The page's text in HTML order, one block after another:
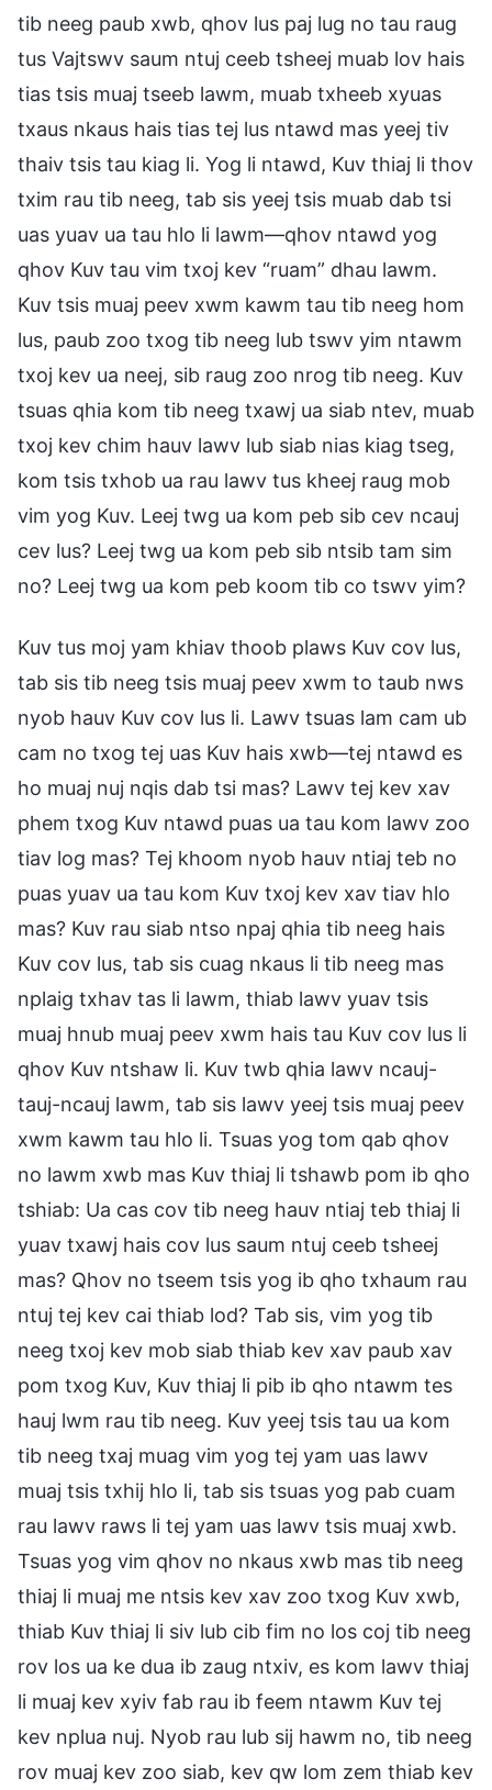
tib neeg paub xwb, qhov lus paj lug no tau raug
tus Vajtswv saum ntuj ceeb tsheej muab lov hais
tias tsis muaj tseeb lawm, muab txheeb xyuas
txaus nkaus hais tias tej lus ntawd mas yeej tiv
thaiv tsis tau kiag li. Yog li ntawd, Kuv thiaj li thov
txim rau tib neeg, tab sis yeej tsis muab dab tsi
uas yuav ua tau hlo li lawm—qhov ntawd yog
qhov Kuv tau vim txoj kev “ruam” dhau lawm.
Kuv tsis muaj peev xwm kawm tau tib neeg hom
lus, paub zoo txog tib neeg lub tswv yim ntawm
txoj kev ua neej, sib raug zoo nrog tib neeg. Kuv
tsuas qhia kom tib neeg txawj ua siab ntev, muab
txoj kev chim hauv lawv lub siab nias kiag tseg,
kom tsis txhob ua rau lawv tus kheej raug mob
vim yog Kuv. Leej twg ua kom peb sib cev ncauj
cev lus? Leej twg ua kom peb sib ntsib tam sim
no? Leej twg ua kom peb koom tib co tswv yim?
Kuv tus moj yam khiav thoob plaws Kuv cov lus,
tab sis tib neeg tsis muaj peev xwm to taub nws
nyob hauv Kuv cov lus li. Lawv tsuas lam cam ub
cam no txog tej uas Kuv hais xwb—tej ntawd es
ho muaj nuj nqis dab tsi mas? Lawv tej kev xav
phem txog Kuv ntawd puas ua tau kom lawv zoo
tiav log mas? Tej khoom nyob hauv ntiaj teb no
puas yuav ua tau kom Kuv txoj kev xav tiav hlo
mas? Kuv rau siab ntso npaj qhia tib neeg hais
Kuv cov lus, tab sis cuag nkaus li tib neeg mas
nplaig txhav tas li lawm, thiab lawv yuav tsis
muaj hnub muaj peev xwm hais tau Kuv cov lus li
qhov Kuv ntshaw li. Kuv twb qhia lawv ncauj-
tauj-ncauj lawm, tab sis lawv yeej tsis muaj peev
xwm kawm tau hlo li. Tsuas yog tom qab qhov
no lawm xwb mas Kuv thiaj li tshawb pom ib qho
tshiab: Ua cas cov tib neeg hauv ntiaj teb thiaj li
yuav txawj hais cov lus saum ntuj ceeb tsheej
mas? Qhov no tseem tsis yog ib qho txhaum rau
ntuj tej kev cai thiab lod? Tab sis, vim yog tib
neeg txoj kev mob siab thiab kev xav paub xav
pom txog Kuv, Kuv thiaj li pib ib qho ntawm tes
hauj lwm rau tib neeg. Kuv yeej tsis tau ua kom
tib neeg txaj muag vim yog tej yam uas lawv
muaj tsis txhij hlo li, tab sis tsuas yog pab cuam
rau lawv raws li tej yam uas lawv tsis muaj xwb.
Tsuas yog vim qhov no nkaus xwb mas tib neeg
thiaj li muaj me ntsis kev xav zoo txog Kuv xwb,
thiab Kuv thiaj li siv lub cib fim no los coj tib neeg
rov los ua ke dua ib zaug ntxiv, es kom lawv thiaj
li muaj kev xyiv fab rau ib feem ntawm Kuv tej
kev nplua nuj. Nyob rau lub sij hawm no, tib neeg
rov muaj kev zoo siab, kev qw lom zem thiab kev